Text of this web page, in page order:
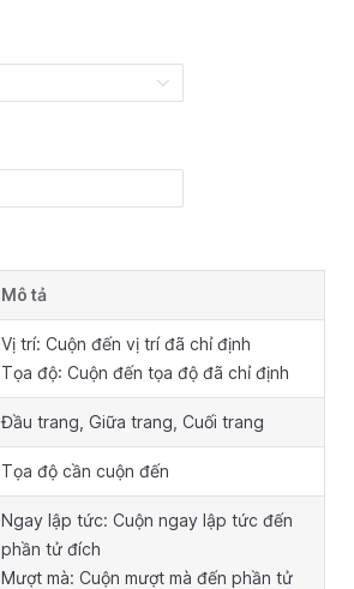
Mô tả
Vị trí: Cuộn đến vị trí đã chỉ định
Tọa độ: Cuộn đến tọa độ đã chỉ định
Đầu trang, Giữa trang, Cuối trang
Tọa độ cần cuộn đến
Ngay lập tức: Cuộn ngay lập tức đến
phần tử đích
Mượt mà: Cuộn mượt mà đến phần tử